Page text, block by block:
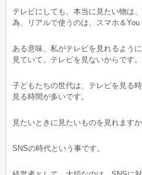
テレビにしても、本当に見たい物は
為、リアルで使うのは、スマホ＆You
ある意味、私がテレビを見れるよう
見ていて、テレビを見ないからです。
子どもたちの世代は、テレビを見る
見る時間が多いです。
見たいときに見たいものを見れますか
SNSの時代という事です。